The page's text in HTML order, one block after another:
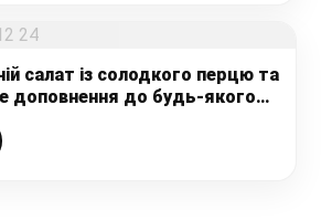
салат із солодкого перцю та
доповнення до будь-якого
рецепт на кожен день